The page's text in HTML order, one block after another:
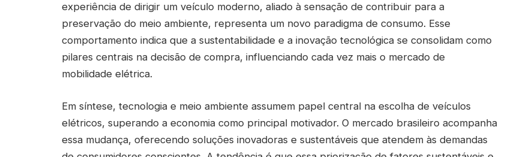
experiência de dirigir um veículo moderno, aliado à sensação de contribuir para a
preservação do meio ambiente, representa um novo paradigma de consumo. Esse
comportamento indica que a sustentabilidade e a inovação tecnológica se consolidam como
pilares centrais na decisão de compra, influenciando cada vez mais o mercado de
mobilidade elétrica.
Em síntese, tecnologia e meio ambiente assumem papel central na escolha de veículos
elétricos, superando a economia como principal motivador. O mercado brasileiro acompanha
essa mudança, oferecendo soluções inovadoras e sustentáveis que atendem às demandas